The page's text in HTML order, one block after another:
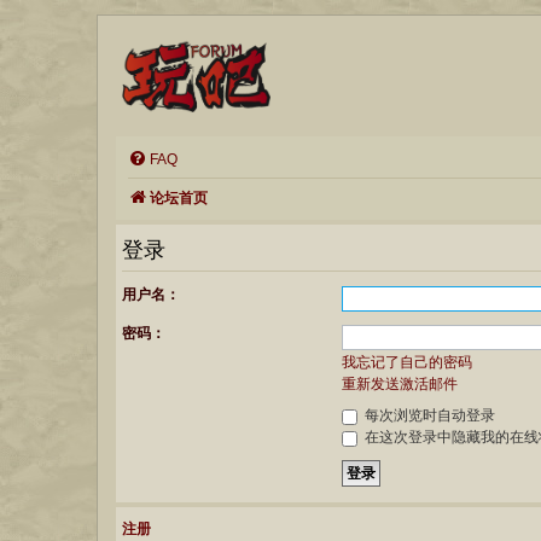
FAQ
论坛首页
登录
用户名：
密码：
我忘记了自己的密码
重新发送激活邮件
每次浏览时自动登录
在这次登录中隐藏我的在线
注册